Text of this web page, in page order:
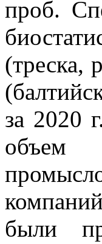
проб.
(треска,
за 2020
объем
были